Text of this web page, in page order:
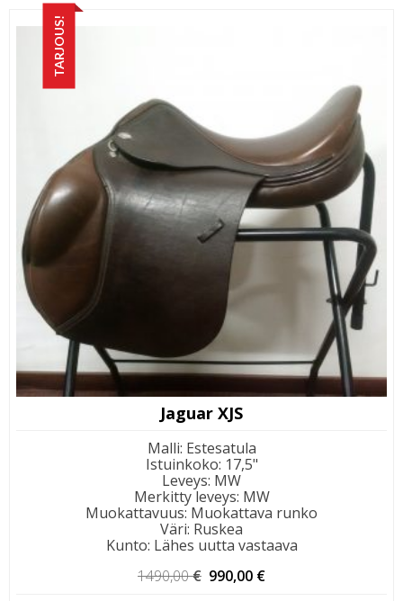
TARJOUS!
Jaguar XJS
Malli: Estesatula
Istuinkoko: 17,5"
Leveys: MW
Merkitty leveys: MW
Muokattavuus: Muokattava runko
Väri: Ruskea
Kunto: Lähes uutta vastaava
1490,00€ Alkuperäinen
990,00 €